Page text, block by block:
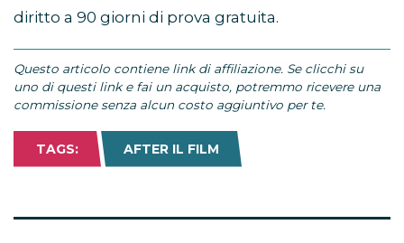
diritto a 90 giorni di prova gratuita.
Questo articolo contiene link di affiliazione. Se clicchi su
uno di questi link e fai un acquisto, potremmo ricevere una
commissione senza alcun costo aggiuntivo per te.
TAGS: AFTER IL FILM